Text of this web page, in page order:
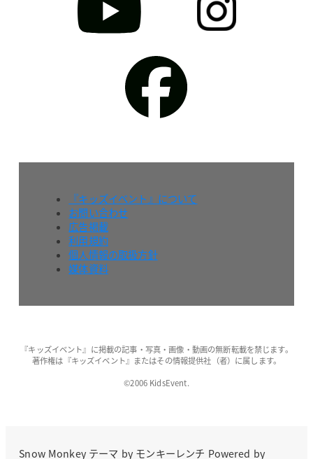
『キッズイベント』について
お問い合わせ
広告掲載
利用規約
個人情報の取扱方針
媒体資料
『キッズイベント』に掲載の記事・写真・画像・動画の無断転載を禁じます。
著作権は『キッズイベント』またはその情報提供社（者）に属します。
©2006 KidsEvent.
Snow Monkeyテーマ by モンキーレンチ Powered by